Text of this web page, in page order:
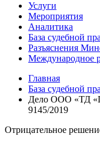
Услуги
Мероприятия
Аналитика
База судебной
Разъяснения
Международное
Главная
База судебной
Дело ООО «ТД
9145/2019
Отрицательное